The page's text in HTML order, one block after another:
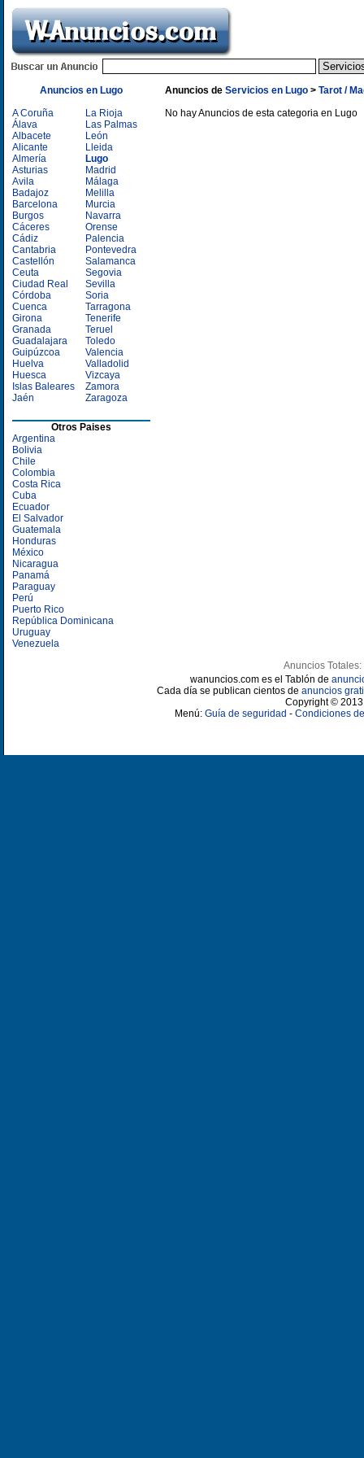
Anuncios en Lugo
A Coruña
Álava
Albacete
Alicante
Almería
Asturias
Avila
Badajoz
Barcelona
Burgos
Cáceres
Cádiz
Cantabria
Castellón
Ceuta
Ciudad Real
Córdoba
Cuenca
Girona
Granada
Guadalajara
Guipúzcoa
Huelva
Huesca
Islas Baleares
Jaén
La Rioja
Las Palmas
León
Lleida
Lugo
Madrid
Málaga
Melilla
Murcia
Navarra
Orense
Palencia
Pontevedra
Salamanca
Segovia
Sevilla
Soria
Tarragona
Tenerife
Teruel
Toledo
Valencia
Valladolid
Vizcaya
Zamora
Zaragoza
Otros Paises
Argentina
Bolivia
Chile
Colombia
Costa Rica
Cuba
Ecuador
El Salvador
Guatemala
Honduras
México
Nicaragua
Panamá
Paraguay
Perú
Puerto Rico
República Dominicana
Uruguay
Venezuela
Anuncios de Servicios en Lugo > Tarot /
No hay Anuncios de esta categoria en Lugo
Anuncios Totales:
wanuncios.com es el Tablón de
Cada día se publican cientos de anuncios
Copyright ©
Menú: Guía de seguridad - Condiciones